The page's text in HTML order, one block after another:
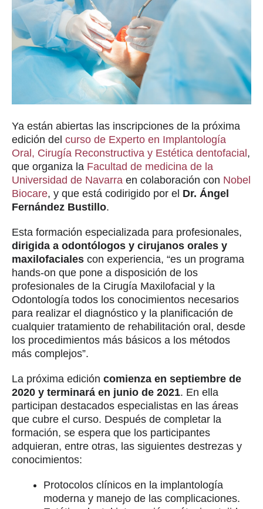
Ya están abiertas las inscripciones de la próxima
edición del curso de Experto en Implantología
Oral, Cirugía Reconstructiva y Estética dentofacial ,
que organiza la Facultad de medicina de la
Universidad de Navarra en colaboración con Nobel
Biocare, y que está codirigido por el Dr. Ángel
Fernández Bustillo.
Esta formación especializada para profesionales,
dirigida a odontólogos y cirujanos orales y
maxilofaciales con experiencia, “es un programa
hands-on que pone a disposición de los
profesionales de la Cirugía Maxilofacial y la
Odontología todos los conocimientos necesarios
para realizar el diagnóstico y la planificación de
cualquier tratamiento de rehabilitación oral, desde
los procedimientos más básicos a los métodos
más complejos”.
La próxima edición comienza en septiembre de
2020 y terminará en junio de 2021. En ella
participan destacados especialistas en las áreas
que cubre el curso. Después de completar la
formación, se espera que los participantes
adquieran, entre otras, las siguientes destrezas y
conocimientos:
Protocolos clínicos en la implantología
moderna y manejo de las complicaciones.